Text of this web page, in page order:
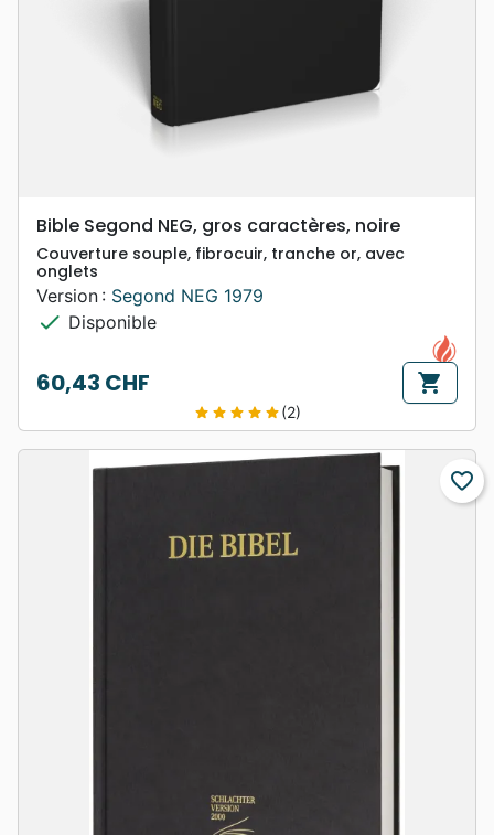
Bible Segond NEG, gros caractères, noire
Couverture souple, fibrocuir, tranche or, avec
onglets
Version : Segond NEG 1979
check Disponible
Prix
60,43 CHF shopping_cart
star star star star star(2)
favorite_border